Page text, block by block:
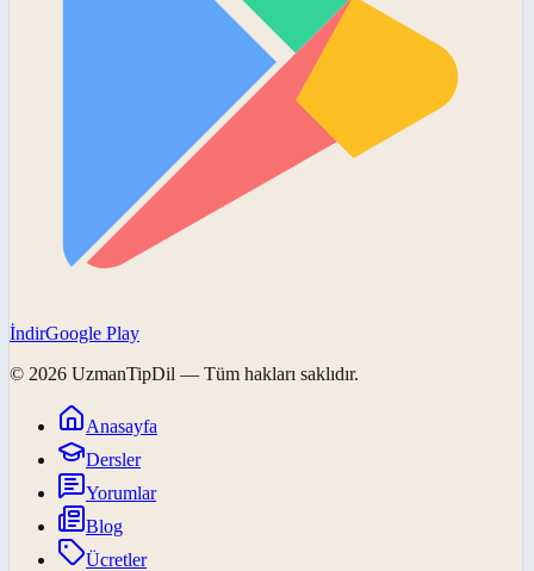
İndirGoogle Play
© 2026 UzmanTipDil — Tüm hakları saklıdır.
Anasayfa
Dersler
Yorumlar
Blog
Ücretler